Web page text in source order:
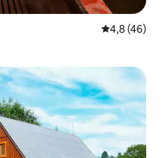
4,8 de uma
4,8 (46)